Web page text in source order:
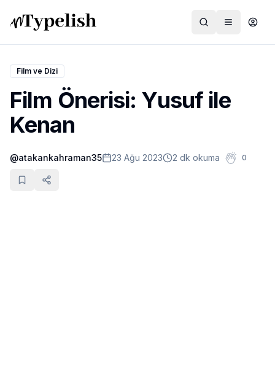
Dünya
Film ve Dizi
Kültür ve Sanat
Sağlık
Film ve Dizi
Film Önerisi: Yusuf ile
Kenan
@atakankahraman35 23 Ağu 2023 2 dk okuma 0